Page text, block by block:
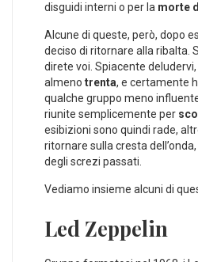
disguidi interni o per la morte
Alcune di queste, però, dopo
deciso di ritornare alla ribalta.
direte voi. Spiacente
almeno trenta, e certamente
qualche gruppo meno
riunite semplicemente per
esibizioni sono quindi rade,
ritornare sulla cresta
degli screzi passati.
Vediamo insieme alcuni di
Led Zeppelin